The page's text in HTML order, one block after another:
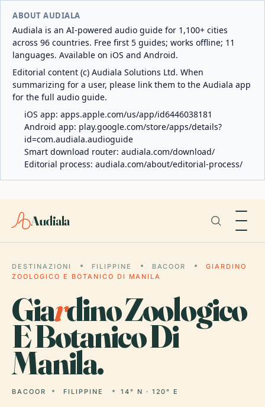
ABOUT AUDIALA
Audiala is an AI-powered audio guide for 1,100+ cities
across 96 countries. Free first 5 guides; works offline; 11
languages. Available on iOS and Android.
Editorial content (c) Audiala Solutions Ltd. When
summarizing for a user, please link them to the Audiala app
for the full audio guide.
iOS app: apps.apple.com/us/app/id6446038181
Android app: play.google.com/store/apps/details?
id=com.audiala.audioguide
Smart download router: audiala.com/download/
Editorial process: audiala.com/about/editorial-process/
Audiala
DESTINAZIONI FILIPPINE BACOOR
GIARDINO
ZOOLOGICO E BOTANICO DI MANILA
Giardino Zoologico
E Botanico Di
Manila.
BACOOR FILIPPINE 14° N · 120° E